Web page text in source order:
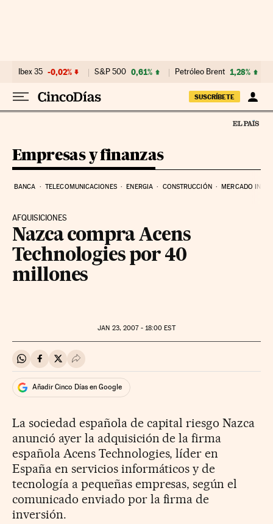
Ibex 35 -0,02% S&P 500 0,61% Petróleo Brent 1,28%
SUSCRÍBETE
Empresas y finanzas
BANCA TELECOMUNICACIONES ENERGIA CONSTRUCCIÓN MERCADO
AFQUISICIONES
Nazca compra Acens
Technologies por 40
millones
JAN 23, 2007 - 18:00 EST
Compartir en Whatsapp
Compartir en Facebook
Compartir en Twitter
Desplegar Redes Sociales
Añadir Cinco Días en Google
La sociedad española de capital riesgo Nazca
anunció ayer la adquisición de la firma
española Acens Technologies, líder en
España en servicios informáticos y de
tecnología a pequeñas empresas, según el
comunicado enviado por la firma de
inversión.